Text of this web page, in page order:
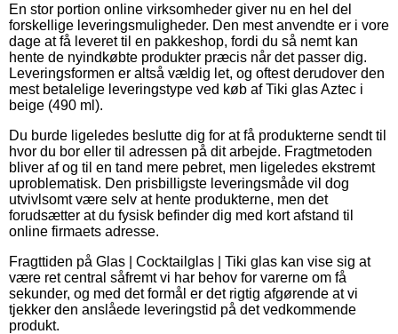
En stor portion online virksomheder giver nu en hel del
forskellige leveringsmuligheder. Den mest anvendte er i vore
dage at få leveret til en pakkeshop, fordi du så nemt kan
hente de nyindkøbte produkter præcis når det passer dig.
Leveringsformen er altså vældig let, og oftest derudover den
mest betalelige leveringstype ved køb af Tiki glas Aztec i
beige (490 ml).
Du burde ligeledes beslutte dig for at få produkterne sendt til
hvor du bor eller til adressen på dit arbejde. Fragtmetoden
bliver af og til en tand mere pebret, men ligeledes ekstremt
uproblematisk. Den prisbilligste leveringsmåde vil dog
utvivlsomt være selv at hente produkterne, men det
forudsætter at du fysisk befinder dig med kort afstand til
online firmaets adresse.
Fragttiden på Glas | Cocktailglas | Tiki glas kan vise sig at
være ret central såfremt vi har behov for varerne om få
sekunder, og med det formål er det rigtig afgørende at vi
tjekker den anslåede leveringstid på det vedkommende
produkt.